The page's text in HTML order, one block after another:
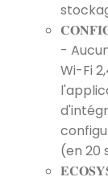
-
Wi-Fi
(en 20